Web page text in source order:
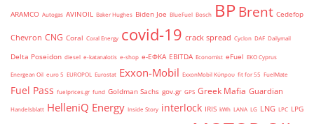
ARAMCO Autogas AVINOIL Baker Hughes Biden Joe BlueFuel Bosch BPBrent Cedefop
Chevron CNG Coral Coral Energy covid-19 crack spread Cyclon DAF Dailymail
Delta Poseidon diesel e-katanalotis e-shop e-ΕΦΚΑ EBITDA Economist eFuel EKO Cyprus
Energean Oil euro 5 EUROPOL Eurostat Exxon-Mobil ExxonMobil Κύπρου fit for 55 FuelMate
Fuel Pass fuelprices.gr fund Goldman Sachs gov.gr GPS Greek Mafia Guardian
Handelsblatt HelleniQ Energy Inside Story interlock IRIS kWh LANA LG LNG LPC LPG